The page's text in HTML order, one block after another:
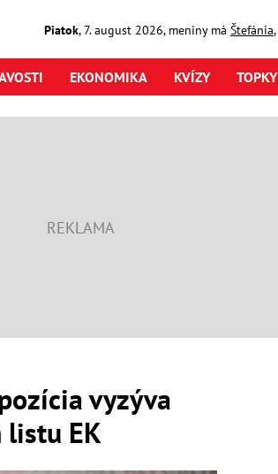
Piatok,7. august2026, meniny má Štefánia
EKONOMIKA KVÍZY
vyzýva
listu EK